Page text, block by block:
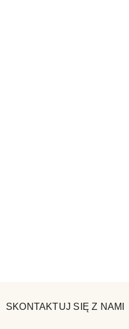
SKONTAKTUJ SIĘ Z NAMI